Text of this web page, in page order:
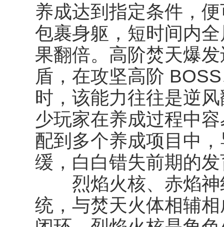
养成达到指定条件，
包裹身躯，短时间内
果翻倍。高阶焚天爆
盾，在攻坚高阶
时，该能力往往是逆
少玩家在养成过程中
配到多个养成项目中
缓，白白错失前期的
烈焰火核、赤焰神
统，与焚天火体相辅